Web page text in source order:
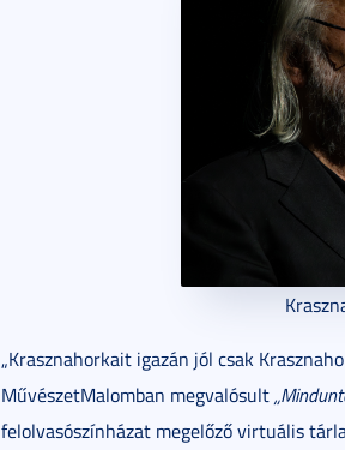
„Krasznahorkait igazán jól csak
MűvészetMalomban megvalósult
felolvasószínházat megelőző virtuális